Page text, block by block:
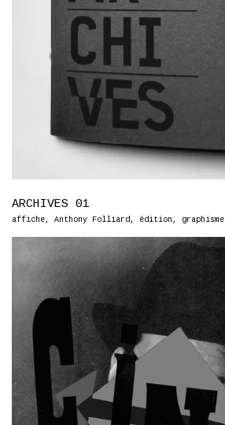
ARCHIVES 01
affiche, Anthony Folliard, édition, graphisme